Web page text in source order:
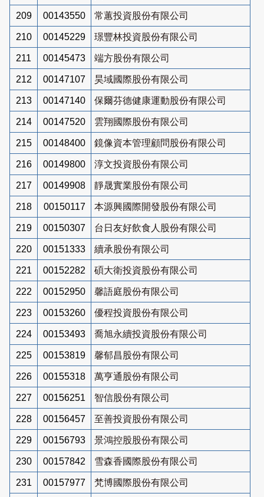
209 00143550 常蕙投資股份有限公司
210 00145229 璟豐林投資股份有限公司
211 00145473 端方股份有限公司
212 00147107 昊域國際股份有限公司
213 00147140 保爾芬德健康運動股份有限公司
214 00147520 雲翔國際股份有限公司
215 00148400 鏡像資本管理顧問股份有限公司
216 00149800 淳文投資股份有限公司
217 00149908 靜晟實業股份有限公司
218 00150117 本源興國際開發股份有限公司
219 00150307 台日友好飲食人股份有限公司
220 00151333 續承股份有限公司
221 00152282 碩大衛投資股份有限公司
222 00152950 馨語庭股份有限公司
223 00153260 優程投資股份有限公司
224 00153493 喬旭永續投資股份有限公司
225 00153819 馨郁昌股份有限公司
226 00155318 萬亨通股份有限公司
227 00156251 智信股份有限公司
228 00156457 至善投資股份有限公司
229 00156793 景鴻控股股份有限公司
230 00157842 雪森香國際股份有限公司
231 00157977 梵博國際股份有限公司